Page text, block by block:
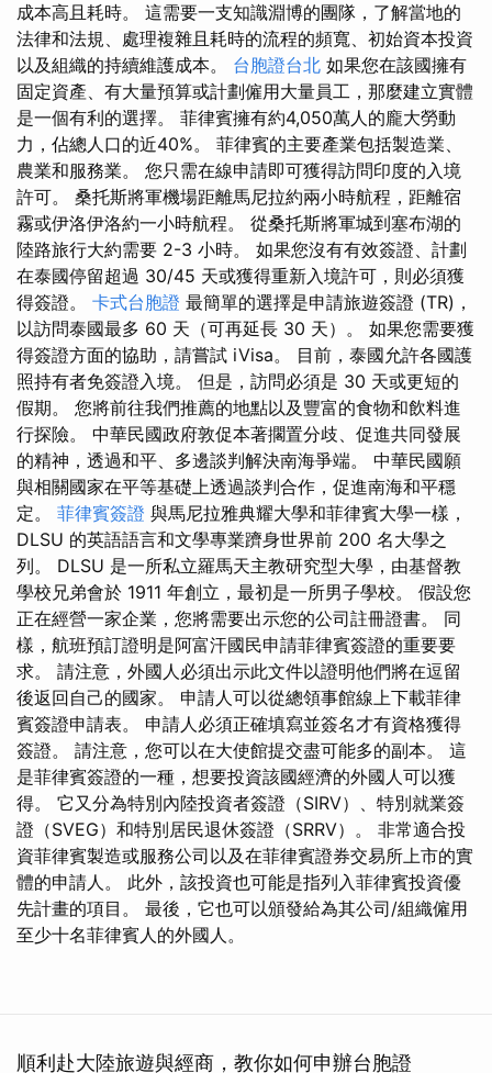
成本高且耗時。 這需要一支知識淵博的團隊，了解當地的
法律和法規、處理複雜且耗時的流程的頻寬、初始資本投資
以及組織的持續維護成本。 台胞證台北 如果您在該國擁有
固定資產、有大量預算或計劃僱用大量員工，那麼建立實體
是一個有利的選擇。 菲律賓擁有約4,050萬人的龐大勞動
力，佔總人口的近40%。 菲律賓的主要產業包括製造業、
農業和服務業。 您只需在線申請即可獲得訪問印度的入境
許可。 桑托斯將軍機場距離馬尼拉約兩小時航程，距離宿
霧或伊洛伊洛約一小時航程。 從桑托斯將軍城到塞布湖的
陸路旅行大約需要 2-3 小時。 如果您沒有有效簽證、計劃
在泰國停留超過 30/45 天或獲得重新入境許可，則必須獲
得簽證。 卡式台胞證 最簡單的選擇是申請旅遊簽證 (TR)，
以訪問泰國最多 60 天（可再延長 30 天）。 如果您需要獲
得簽證方面的協助，請嘗試 iVisa。 目前，泰國允許各國護
照持有者免簽證入境。 但是，訪問必須是 30 天或更短的
假期。 您將前往我們推薦的地點以及豐富的食物和飲料進
行探險。 中華民國政府敦促本著擱置分歧、促進共同發展
的精神，透過和平、多邊談判解決南海爭端。 中華民國願
與相關國家在平等基礎上透過談判合作，促進南海和平穩
定。 菲律賓簽證 與馬尼拉雅典耀大學和菲律賓大學一樣，
DLSU 的英語語言和文學專業躋身世界前 200 名大學之
列。 DLSU 是一所私立羅馬天主教研究型大學，由基督教
學校兄弟會於 1911 年創立，最初是一所男子學校。 假設您
正在經營一家企業，您將需要出示您的公司註冊證書。 同
樣，航班預訂證明是阿富汗國民申請菲律賓簽證的重要要
求。 請注意，外國人必須出示此文件以證明他們將在逗留
後返回自己的國家。 申請人可以從總領事館線上下載菲律
賓簽證申請表。 申請人必須正確填寫並簽名才有資格獲得
簽證。 請注意，您可以在大使館提交盡可能多的副本。 這
是菲律賓簽證的一種，想要投資該國經濟的外國人可以獲
得。 它又分為特別內陸投資者簽證（SIRV）、特別就業簽
證（SVEG）和特別居民退休簽證（SRRV）。 非常適合投
資菲律賓製造或服務公司以及在菲律賓證券交易所上市的實
體的申請人。 此外，該投資也可能是指列入菲律賓投資優
先計畫的項目。 最後，它也可以頒發給為其公司/組織僱用
至少十名菲律賓人的外國人。
順利赴大陸旅遊與經商，教你如何申辦台胞證